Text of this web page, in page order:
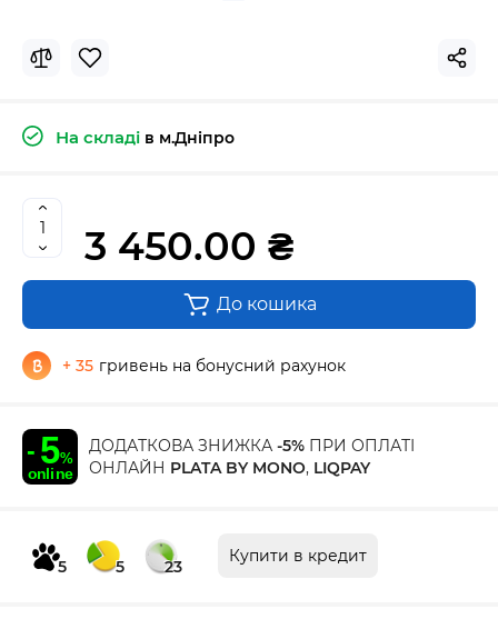
На складі в м.Дніпро
3 450.00 ₴
До кошика
+ 35 гривень на бонусний рахунок
ДОДАТКОВА ЗНИЖКА -5% ПРИ ОПЛАТІ
ОНЛАЙН PLATA BY MONO, LIQPAY
5 5 23
Купити в кредит